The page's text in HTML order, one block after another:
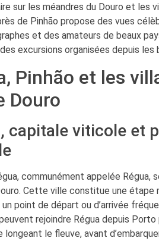
sur les méandres du Douro et les
de Pinhão propose des vues
et des amateurs de beaux
excursions organisées depuis les
Pinhão et les
Douro
capitale viticole et
communément appelée
Cette ville constitue une étape
point de départ ou d’arrivée
rejoindre Régua depuis
le fleuve, avant